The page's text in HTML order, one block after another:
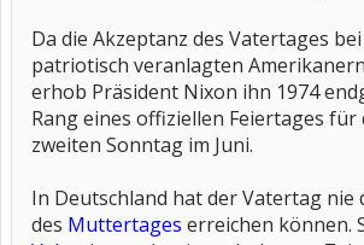
Da die Akzeptanz des Vatertages
patriotisch veranlagten
erhob Präsident Nixon ihn 1974
Rang eines offiziellen Feiertages für
zweiten Sonntag im Juni.
In Deutschland hat der Vatertag nie
des Muttertages erreichen können.